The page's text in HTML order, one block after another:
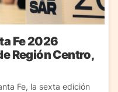
Fe 2026
Región Centro,
Fe, la sexta edición